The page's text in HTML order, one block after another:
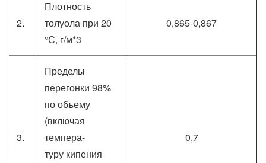
2.
Плотность
толуола при 20
°С, г/м*3
0,865-0,867
3.
Пределы
перегонки 98%
по объему
(включая
темпера-
туру кипения
0,7